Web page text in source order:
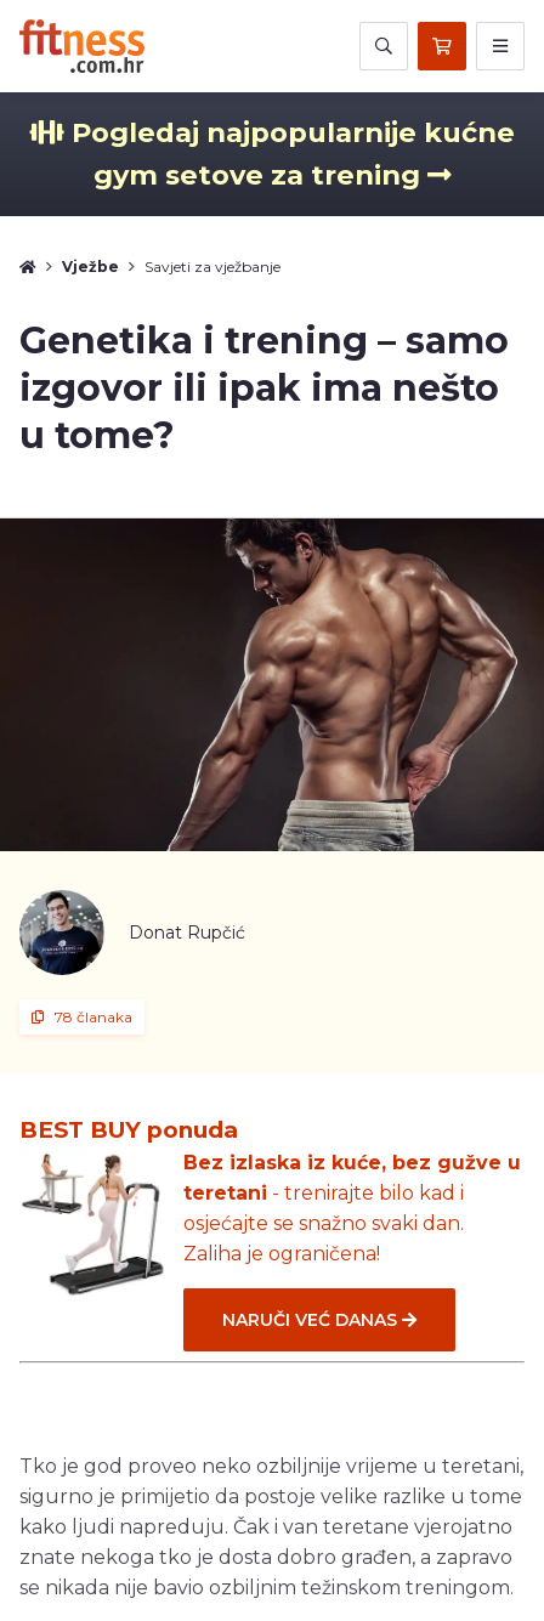
Pogledaj najpopularnije kućne
gym setove za trening
Vježbe Savjeti za vježbanje
Genetika i trening – samo
izgovor ili ipak ima nešto
u tome?
Donat Rupčić
78 članaka
BEST BUY ponuda
Bez izlaska iz kuće, bez gužve u
teretani - trenirajte bilo kad i
osjećajte se snažno svaki dan.
Zaliha je ograničena!
NARUČI VEĆ DANAS
Tko je god proveo neko ozbiljnije vrijeme u teretani,
sigurno je primijetio da postoje velike razlike u tome
kako ljudi napreduju. Čak i van teretane vjerojatno
znate nekoga tko je dosta dobro građen, a zapravo
se nikada nije bavio ozbiljnim težinskom treningom.